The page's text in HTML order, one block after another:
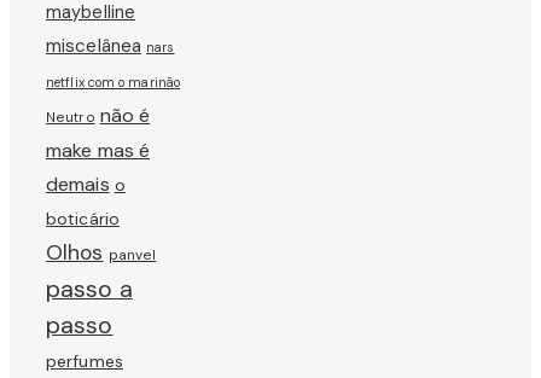
maybelline
miscelânea nars
netflix com o marinão
Neutro não é
make mas é
demais o
boticário
Olhos panvel
passo a
passo
perfumes